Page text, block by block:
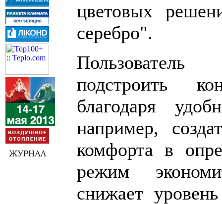
цветовых
серебро".
подстроить
благодаря
например,
комфорта в
режим
снижает